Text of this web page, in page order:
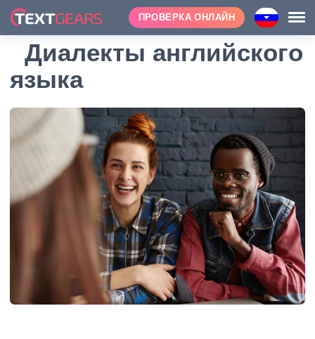
ПРОВЕРКА ОНЛАЙН
Диалекты английского
языка